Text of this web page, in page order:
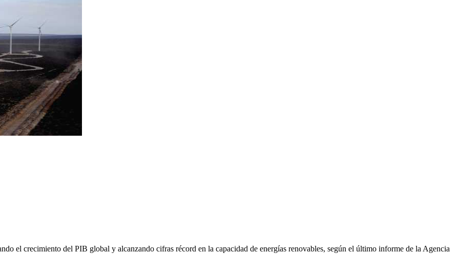
el crecimiento del PIB global y alcanzando cifras récord en la capacidad de energías renovables, según el último informe de la Agencia